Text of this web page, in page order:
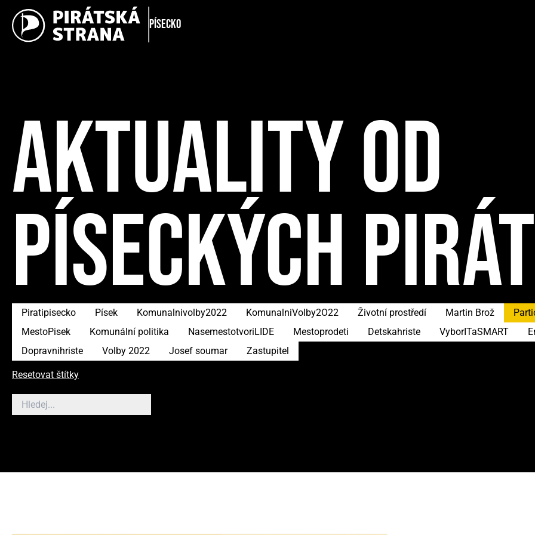
Písecko
AKTUALITY OD
PÍSECKÝCH
Piratipisecko Písek Komunalnivolby2022 KomunalniVolby2O22 Životní prostředí Martin Brož
MestoPisek
Komunální politika NasemestotvoriLIDE Mestoprodeti Detskahriste VyborITaSMART
Dopravnihriste
Volby 2022 Josef soumar Zastupitel
Resetovat štítky